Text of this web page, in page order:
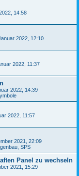
14:58
2022, 12:10
2022, 11:37
2022, 14:39
2022, 11:57
2021, 22:09
SPS
Panel zu wechseln
2021, 15:29